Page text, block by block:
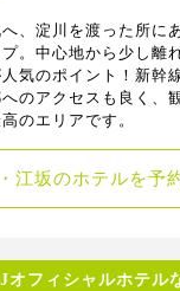
、淀川を渡った所に
。中心地から少し離
気のポイント！新幹
のアクセスも良く、
のエリアです。
江坂のホテルを予
オフィシャルホテル